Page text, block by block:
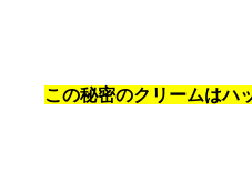
この秘密のクリームはハ